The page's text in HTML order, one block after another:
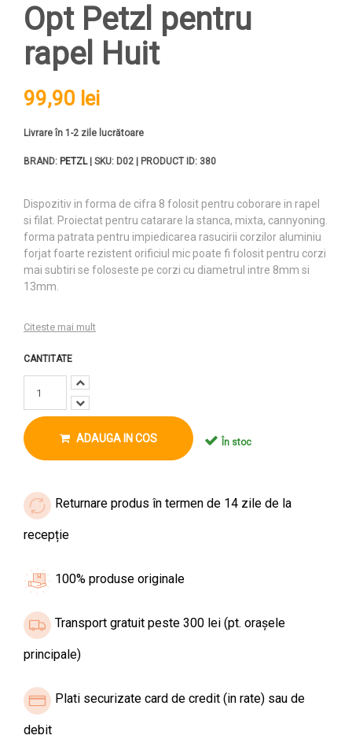
Opt Petzl pentru
rapel Huit
99,90 lei
Livrare în 1-2 zile lucrătoare
BRAND: PETZL| SKU: D02 | PRODUCT ID: 380
Dispozitiv in forma de cifra 8 folosit pentru coborare in rapel
si filat. Proiectat pentru catarare la stanca, mixta, cannyoning.
forma patrata pentru impiedicarea rasucirii corzilor aluminiu
forjat foarte rezistent orificiul mic poate fi folosit pentru corzi
mai subtiri se foloseste pe corzi cu diametrul intre 8mm si
13mm.
Citeste mai mult
CANTITATE
ADAUGA IN COS În stoc
Returnare produs în termen de 14 zile de la
recepție
100% produse originale
Transport gratuit peste 300 lei (pt. orașele
principale)
Plati securizate card de credit (in rate) sau de
debit